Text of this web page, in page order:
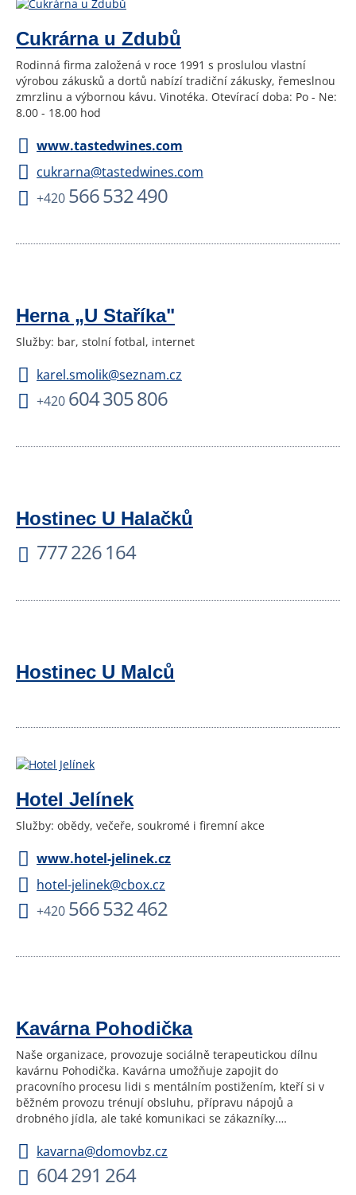
Cukrárna u Zdubů
Rodinná firma založená v roce 1991 s proslulou vlastní
výrobou zákusků a dortů nabízí tradiční zákusky, řemeslnou
zmrzlinu a výbornou kávu. Vinotéka. Otevírací doba: Po - Ne:
8.00 - 18.00 hod
www.tastedwines.com
cukrarna@tastedwines.com
+420 566 532 490
Herna „U Staříka"
Služby: bar, stolní fotbal, internet
karel.smolik@seznam.cz
+420 604 305 806
Hostinec U Halačků
777 226 164
Hostinec U Malců
Hotel Jelínek
Služby: obědy, večeře, soukromé i firemní akce
www.hotel-jelinek.cz
hotel-jelinek@cbox.cz
+420 566 532 462
Kavárna Pohodička
Naše organizace, provozuje sociálně terapeutickou dílnu
kavárnu Pohodička. Kavárna umožňuje zapojit do
pracovního procesu lidi s mentálním postižením, kteří si v
běžném provozu trénují obsluhu, přípravu nápojů a
drobného jídla, ale také komunikaci se zákazníky.…
kavarna@domovbz.cz
604 291 264